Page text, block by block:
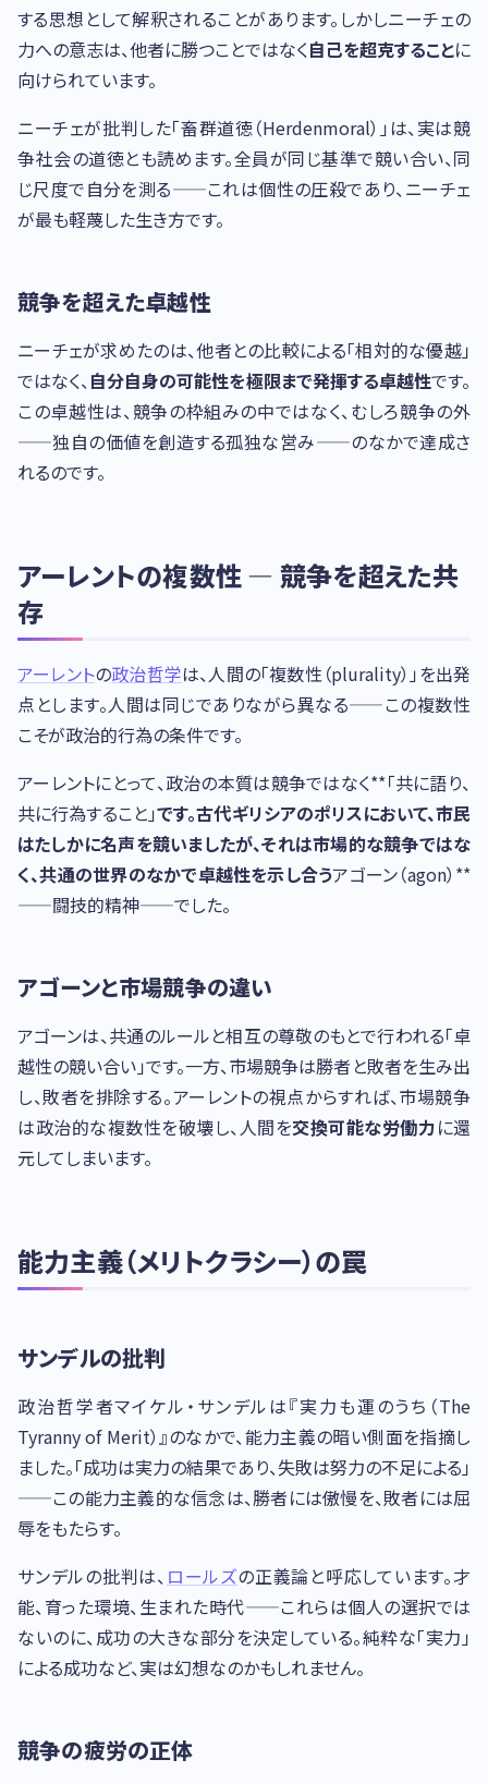
する思想として解釈されることがあります。しかしニーチェの
力への意志は、他者に勝つことではなく自己を超克することに
向けられています。
ニーチェが批判した「畜群道徳（Herdenmoral）」は、実は競
争社会の道徳とも読めます。全員が同じ基準で競い合い、同
じ尺度で自分を測る——これは個性の圧殺であり、ニーチェ
が最も軽蔑した生き方です。
競争を超えた卓越性
ニーチェが求めたのは、他者との比較による「相対的な優越」
ではなく、自分自身の可能性を極限まで発揮する卓越性です。
この卓越性は、競争の枠組みの中ではなく、むしろ競争の外
——独自の価値を創造する孤独な営み——のなかで達成さ
れるのです。
アーレントの複数性 — 競争を超えた共
存
アーレントの政治哲学は、人間の「複数性（plurality）」を出発
点とします。人間は同じでありながら異なる——この複数性
こそが政治的行為の条件です。
アーレントにとって、政治の本質は競争ではなく**「共に語り、
共に行為すること」です。古代ギリシアのポリスにおいて、市民
はたしかに名声を競いましたが、それは市場的な競争ではな
く、共通の世界のなかで卓越性を示し合うアゴーン（agon）**
——闘技的精神——でした。
アゴーンと市場競争の違い
アゴーンは、共通のルールと相互の尊敬のもとで行われる「卓
越性の競い合い」です。一方、市場競争は勝者と敗者を生み出
し、敗者を排除する。アーレントの視点からすれば、市場競争
は政治的な複数性を破壊し、人間を交換可能な労働力に還
元してしまいます。
能力主義（メリトクラシー）の罠
サンデルの批判
政治哲学者マイケル・サンデルは『実力も運のうち（The
Tyranny of Merit）』のなかで、能力主義の暗い側面を指摘し
ました。「成功は実力の結果であり、失敗は努力の不足による」
——この能力主義的な信念は、勝者には傲慢を、敗者には屈
辱をもたらす。
サンデルの批判は、 ロールズの正義論と呼応しています。才
能、育った環境、生まれた時代——これらは個人の選択では
ないのに、成功の大きな部分を決定している。純粋な「実力」
による成功など、実は幻想なのかもしれません。
競争の疲労の正体